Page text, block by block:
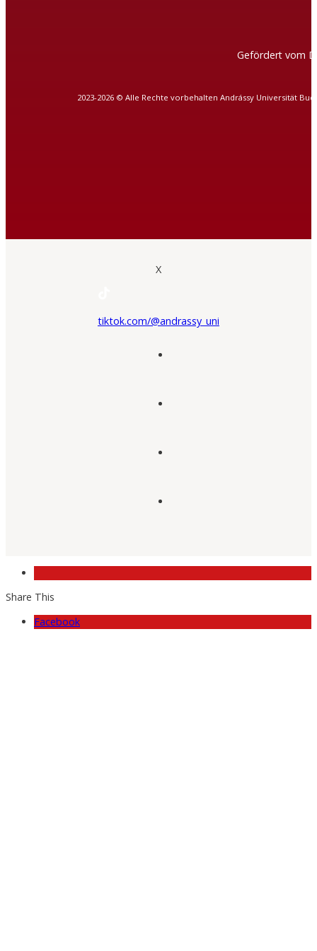
Gefördert vom
2023-2026 © Alle Rechte vorbehalten Andrássy Universität
X
tiktok.com/@andrassy_uni
Share This
Facebook